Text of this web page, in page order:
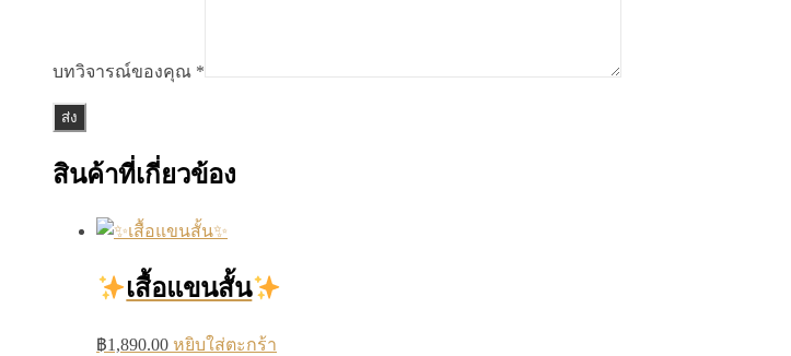
บทวิจารณ์ของคุณ *
สินค้าที่เกี่ยวข้อง
เสื้อแขนสั้น
฿1,890.00 หยิบใส่ตะกร้า